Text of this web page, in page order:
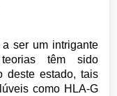
ser um intrigante
teorias têm sido
deste estado, tais
como HLA-G